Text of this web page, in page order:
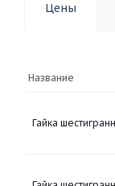
Цены
Название
Гайка